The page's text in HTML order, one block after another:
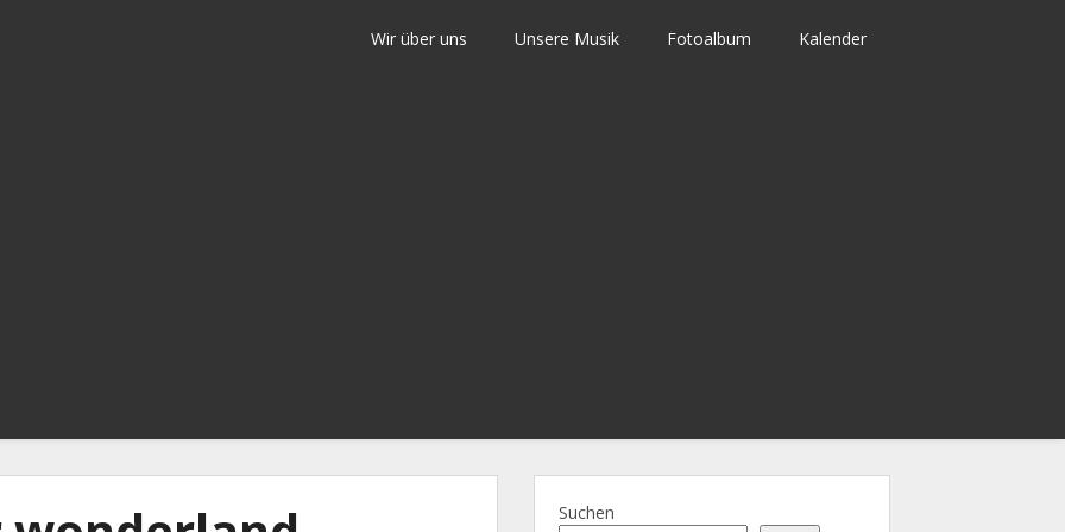
Wir über uns Unsere Musik Fotoalbum Kalender
Suchen